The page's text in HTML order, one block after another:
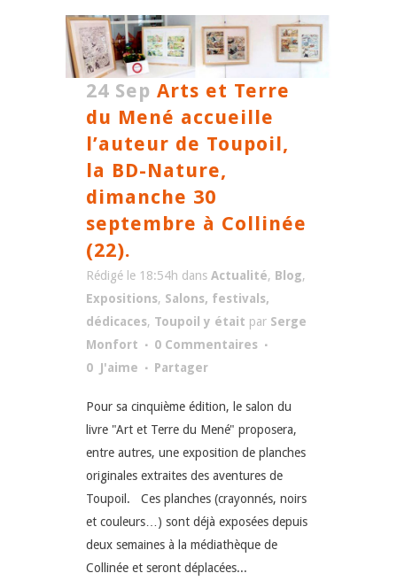
24 Sep Arts et Terre
du Mené accueille
l’auteur de Toupoil,
la BD-Nature,
dimanche 30
septembre à Collinée
(22).
Rédigé le 18:54h dans Actualité, Blog,
Expositions, Salons, festivals,
dédicaces, Toupoil y était par Serge
Monfort
0 Commentaires
0 J'aime Partager
Pour sa cinquième édition, le salon du
livre "Art et Terre du Mené" proposera,
entre autres, une exposition de planches
originales extraites des aventures de
Toupoil. Ces planches (crayonnés, noirs
et couleurs…) sont déjà exposées depuis
deux semaines à la médiathèque de
Collinée et seront déplacées...